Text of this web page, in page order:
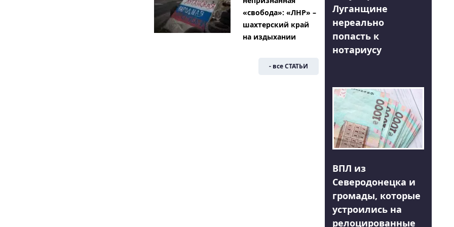
«свобода»: «ЛНР» –
шахтерский край
на издыхании
- все СТАТЬИ
Луганщине
нереально
попасть к
нотариусу
ВПЛ из
Северодонецка и
громады, которые
устроились на
релоцированные